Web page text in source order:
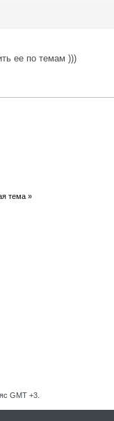
ее по темам )))
тема »
GMT +3.